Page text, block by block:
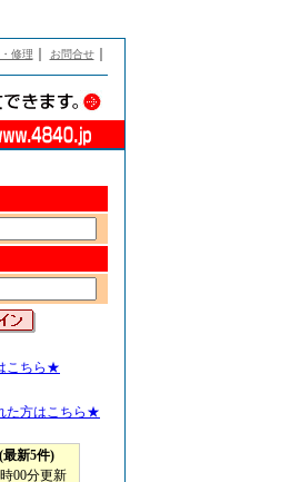
修理 お問合せ｜
こちら★
た方はこちら★